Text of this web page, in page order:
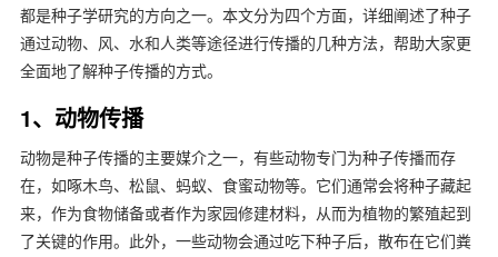
都是种子学研究的方向之一。本文分为四个方面，详细阐述了种子
通过动物、风、水和人类等途径进行传播的几种方法，帮助大家更
全面地了解种子传播的方式。
1、动物传播
动物是种子传播的主要媒介之一，有些动物专门为种子传播而存
在，如啄木鸟、松鼠、蚂蚁、食蜜动物等。它们通常会将种子藏起
来，作为食物储备或者作为家园修建材料，从而为植物的繁殖起到
了关键的作用。此外，一些动物会通过吃下种子后，散布在它们粪